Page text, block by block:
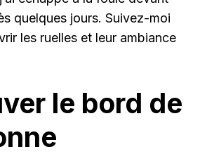
quelques jours. Suivez-moi
les ruelles et leur ambiance
le bord de